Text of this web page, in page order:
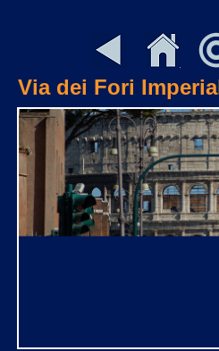
Via dei Fori